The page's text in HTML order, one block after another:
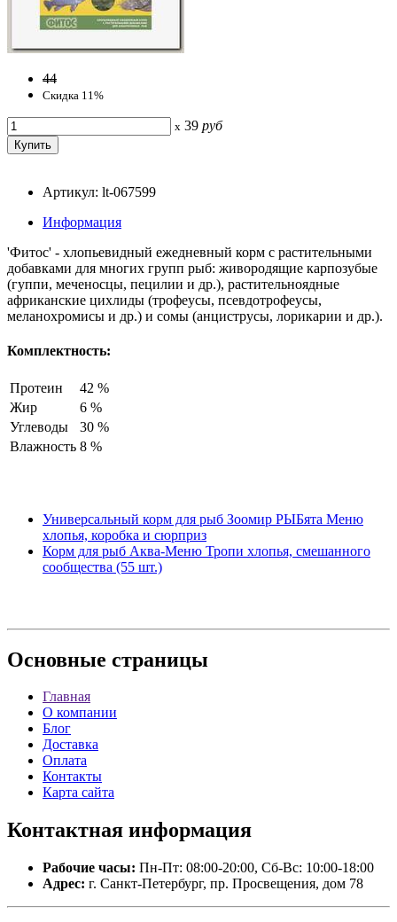
44
Скидка 11%
x 39 руб
Артикул: lt-067599
Информация
'Фитос' - хлопьевидный ежедневный корм с растительными
добавками для многих групп рыб: живородящие карпозубые
(гуппи, меченосцы, пецилии и др.), растительноядные
африканские цихлиды (трофеусы, псевдотрофеусы,
меланохромисы и др.) и сомы (анциструсы, лорикарии и др.).
Комплектность:
Протеин
42 %
Жир
6 %
Углеводы
30 %
Влажность 8 %
Универсальный корм для рыб Зоомир РЫБята Меню
хлопья, коробка и сюрприз
Корм для рыб Аква-Меню Тропи хлопья, смешанного
сообщества (55 шт.)
Основные страницы
Главная
О компании
Блог
Доставка
Оплата
Контакты
Карта сайта
Контактная информация
Рабочие часы: Пн-Пт: 08:00-20:00, Сб-Вс: 10:00-18:00
Адрес: г. Санкт-Петербург, пр. Просвещения, дом 78